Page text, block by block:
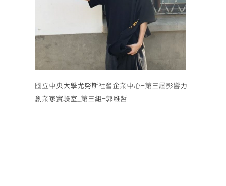
國立中央大學尤努斯社會企業中心-第三屆影響力
創業家實驗室_第三組-郭維哲